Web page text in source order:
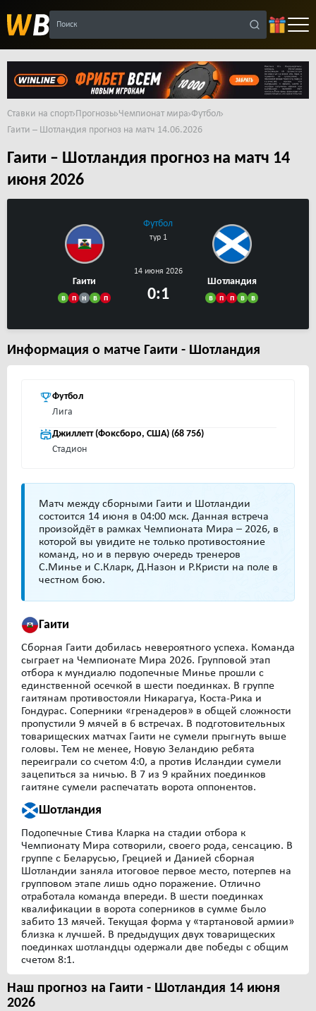
Поиск
Ставки на спорт Прогнозы Чемпионат мира Футбол
Гаити – Шотландия прогноз на матч 14.06.2026
Гаити – Шотландия прогноз на матч 14
июня 2026
Гаити
в п н в п
Футбол
тур 1
14 июня 2026
0:1
Шотландия
в п п в в
Информация о матче Гаити - Шотландия
Футбол
Лига
Джиллетт (Фоксборо, США) (68 756)
Стадион
Матч между сборными Гаити и Шотландии
состоится 14 июня в 04:00 мск. Данная встреча
произойдёт в рамках Чемпионата Мира – 2026, в
которой вы увидите не только противостояние
команд, но и в первую очередь тренеров
С.Минье и С.Кларк, Д.Назон и Р.Кристи на поле в
честном бою.
Гаити
Сборная Гаити добилась невероятного успеха. Команда
сыграет на Чемпионате Мира 2026. Групповой этап
отбора к мундиалю подопечные Минье прошли с
единственной осечкой в шести поединках. В группе
гаитянам противостояли Никарагуа, Коста-Рика и
Гондурас. Соперники «гренадеров» в общей сложности
пропустили 9 мячей в 6 встречах. В подготовительных
товарищеских матчах Гаити не сумели прыгнуть выше
головы. Тем не менее, Новую Зеландию ребята
переиграли со счетом 4:0, а против Исландии сумели
зацепиться за ничью. В 7 из 9 крайних поединков
гаитяне сумели распечатать ворота оппонентов.
Шотландия
Подопечные Стива Кларка на стадии отбора к
Чемпионату Мира сотворили, своего рода, сенсацию. В
группе с Беларусью, Грецией и Данией сборная
Шотландии заняла итоговое первое место, потерпев на
групповом этапе лишь одно поражение. Отлично
отработала команда впереди. В шести поединках
квалификации в ворота соперников в сумме было
забито 13 мячей. Текущая форма у «тартановой армии»
близка к лучшей. В предыдущих двух товарищеских
поединках шотландцы одержали две победы с общим
счетом 8:1.
Наш прогноз на Гаити - Шотландия 14 июня
2026